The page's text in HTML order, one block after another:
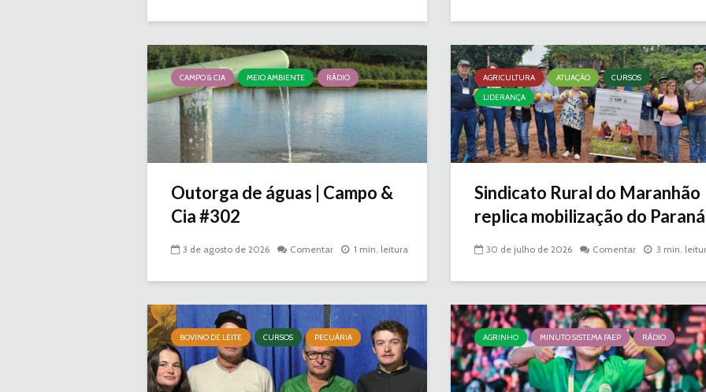
CAMPO & CIA MEIO AMBIENTE RÁDIO
Outorga de águas | Campo &
Cia #302
3 de agosto de 2026 Comentar 1 min. leitura
AGRICULTURA ATUAÇÃO
CURSOS
LIDERANÇA
Sindicato Rural do Maranhão
replica mobilização do Paraná
30 de julho de 2026 Comentar 3 min.
BOVINO DE LEITE CURSOS PECUÁRIA AGRINHO MINUTO SISTEMA FAEP RÁDIO